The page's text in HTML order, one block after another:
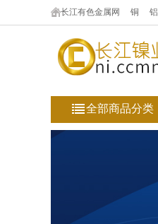
长江有色金属网 铜 铝
全部商品分类